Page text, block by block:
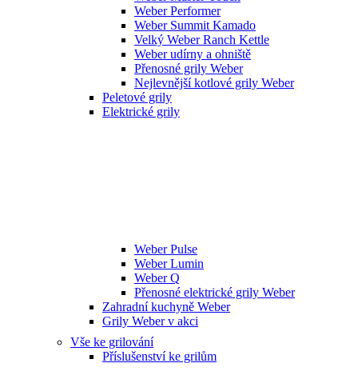
Weber Performer
Weber Summit Kamado
Velký Weber Ranch Kettle
Weber udírny a ohniště
Přenosné grily Weber
Nejlevnější kotlové grily Weber
Peletové grily
Elektrické grily
Weber Pulse
Weber Lumin
Weber Q
Přenosné elektrické grily Weber
Zahradní kuchyně Weber
Grily Weber v akci
Vše ke grilování
Příslušenství ke grilům